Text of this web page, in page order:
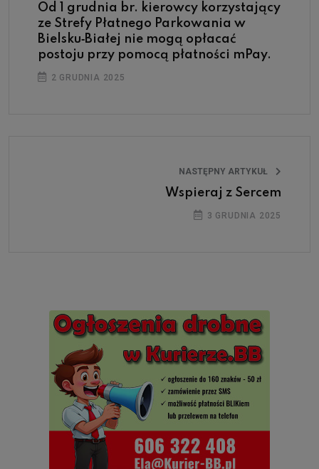
Od 1 grudnia br. kierowcy korzystający
ze Strefy Płatnego Parkowania w
Bielsku‑Białej nie mogą opłacać
postoju przy pomocą płatności mPay.
2 GRUDNIA 2025
NASTĘPNY ARTYKUŁ
Wspieraj z Sercem
3 GRUDNIA 2025